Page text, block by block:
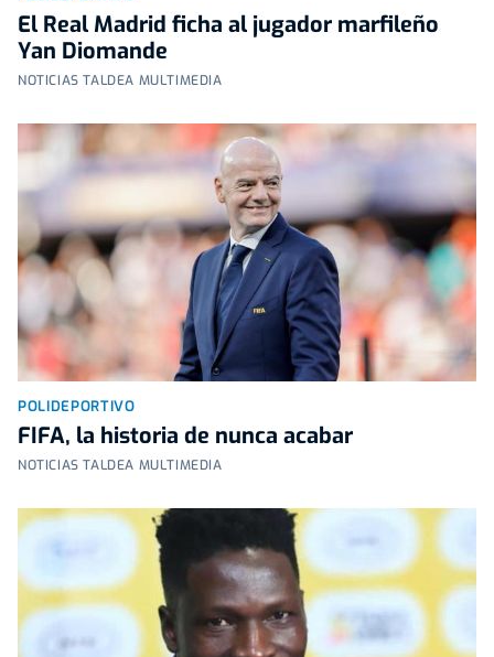
El Real Madrid ficha al jugador marfileño
Yan Diomande
NOTICIAS TALDEA MULTIMEDIA
POLIDEPORTIVO
FIFA, la historia de nunca acabar
NOTICIAS TALDEA MULTIMEDIA